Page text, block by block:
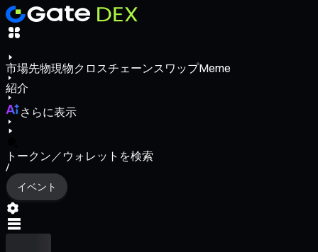
市場先物現物クロスチェーンスワップMeme
紹介
さらに表示
トークン／ウォレットを検索
/
イベント